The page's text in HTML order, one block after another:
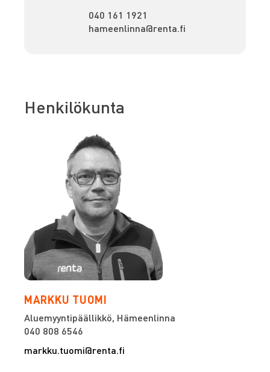
040 161 1921
hameenlinna@renta.fi
Henkilökunta
MARKKU TUOMI
Aluemyyntipäällikkö, Hämeenlinna
040 808 6546
markku.tuomi@renta.fi